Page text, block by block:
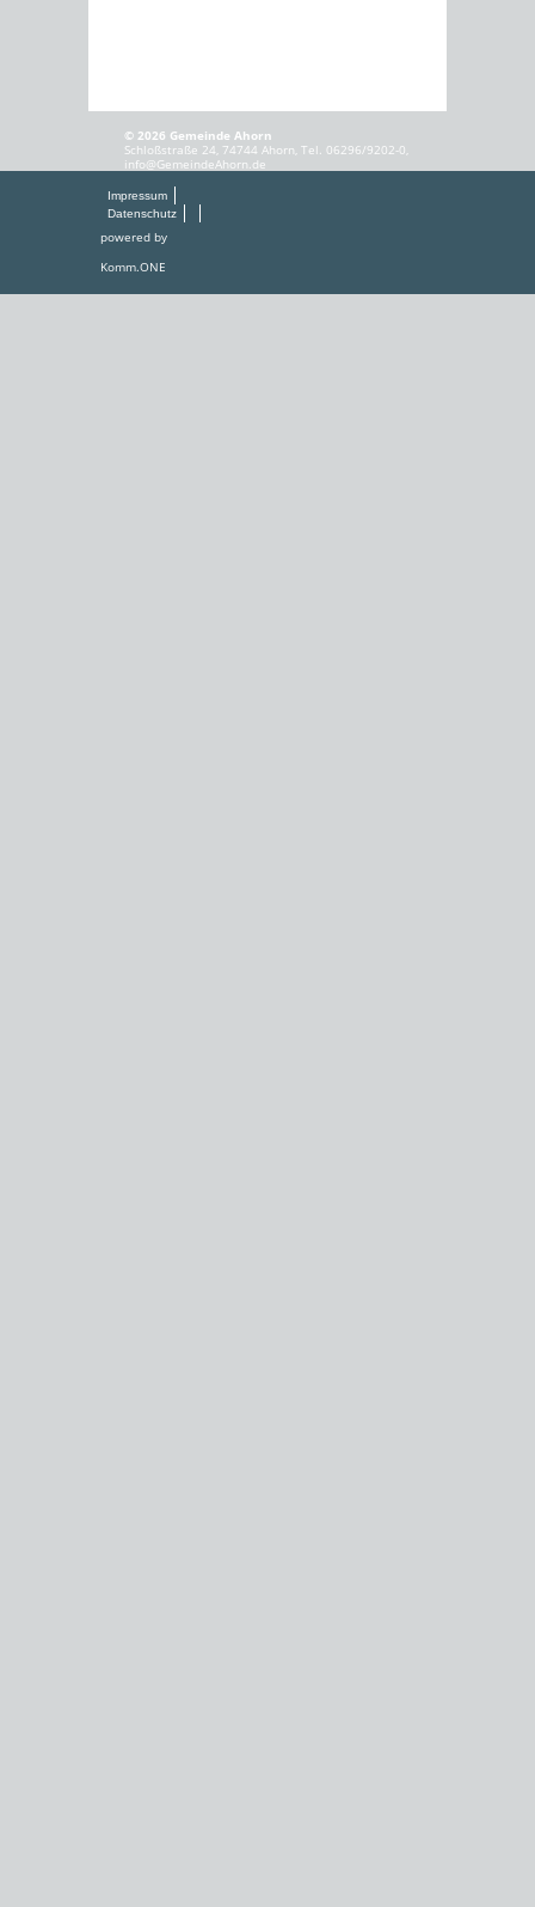
© 2026 Gemeinde Ahorn
Schloßstraße 24, 74744 Ahorn, Tel. 06296/9202-0,
info@GemeindeAhorn.de
Impressum
Datenschutz
powered by
Komm.ONE